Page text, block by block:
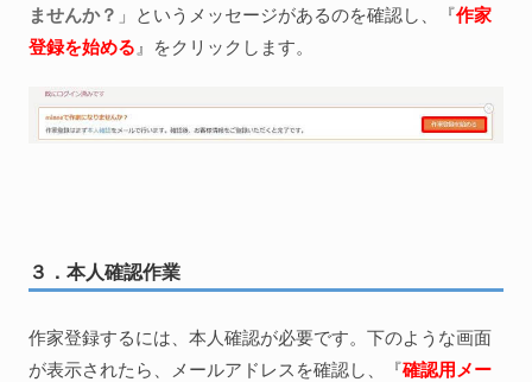
ませんか？ 」というメッセージがあるのを確認し、『作家
登録を始める 』をクリックします。
３．本人確認作業
作家登録するには、本人確認が必要です。下のような画面
が表示されたら、メールアドレスを確認し、『確認用メー